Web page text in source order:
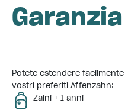
Garanzia
Potete estendere
vostri preferiti Affenzahn:
Zaini + 1 anni